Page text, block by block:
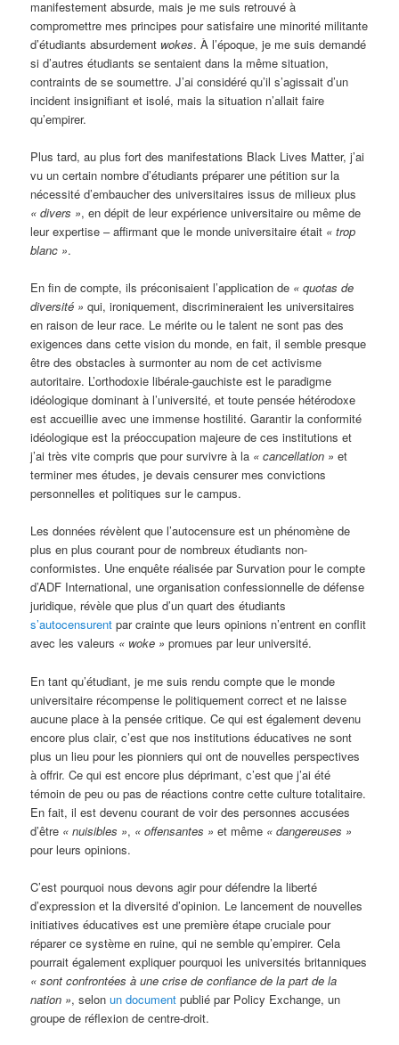
manifestement absurde, mais je me suis retrouvé à
compromettre mes principes pour satisfaire une minorité militante
d’étudiants absurdement wokes. À l’époque, je me suis demandé
si d’autres étudiants se sentaient dans la même situation,
contraints de se soumettre. J’ai considéré qu’il s’agissait d’un
incident insignifiant et isolé, mais la situation n’allait faire
qu’empirer.
Plus tard, au plus fort des manifestations Black Lives Matter, j’ai
vu un certain nombre d’étudiants préparer une pétition sur la
nécessité d’embaucher des universitaires issus de milieux plus
« divers », en dépit de leur expérience universitaire ou même de
leur expertise – affirmant que le monde universitaire était « trop
blanc ».
En fin de compte, ils préconisaient l’application de « quotas de
diversité » qui, ironiquement, discrimineraient les universitaires
en raison de leur race. Le mérite ou le talent ne sont pas des
exigences dans cette vision du monde, en fait, il semble presque
être des obstacles à surmonter au nom de cet activisme
autoritaire. L’orthodoxie libérale-gauchiste est le paradigme
idéologique dominant à l’université, et toute pensée hétérodoxe
est accueillie avec une immense hostilité. Garantir la conformité
idéologique est la préoccupation majeure de ces institutions et
j’ai très vite compris que pour survivre à la « cancellation » et
terminer mes études, je devais censurer mes convictions
personnelles et politiques sur le campus.
Les données révèlent que l’autocensure est un phénomène de
plus en plus courant pour de nombreux étudiants non-
conformistes. Une enquête réalisée par Survation pour le compte
d’ADF International, une organisation confessionnelle de défense
juridique, révèle que plus d’un quart des étudiants
s’autocensurent par crainte que leurs opinions n’entrent en conflit
avec les valeurs « woke » promues par leur université.
En tant qu’étudiant, je me suis rendu compte que le monde
universitaire récompense le politiquement correct et ne laisse
aucune place à la pensée critique. Ce qui est également devenu
encore plus clair, c’est que nos institutions éducatives ne sont
plus un lieu pour les pionniers qui ont de nouvelles perspectives
à offrir. Ce qui est encore plus déprimant, c’est que j’ai été
témoin de peu ou pas de réactions contre cette culture totalitaire.
En fait, il est devenu courant de voir des personnes accusées
d’être « nuisibles », « offensantes » et même « dangereuses »
pour leurs opinions.
C’est pourquoi nous devons agir pour défendre la liberté
d’expression et la diversité d’opinion. Le lancement de nouvelles
initiatives éducatives est une première étape cruciale pour
réparer ce système en ruine, qui ne semble qu’empirer. Cela
pourrait également expliquer pourquoi les universités britanniques
« sont confrontées à une crise de confiance de la part de la
nation », selonun document publié par Policy Exchange, un
groupe de réflexion de centre-droit.